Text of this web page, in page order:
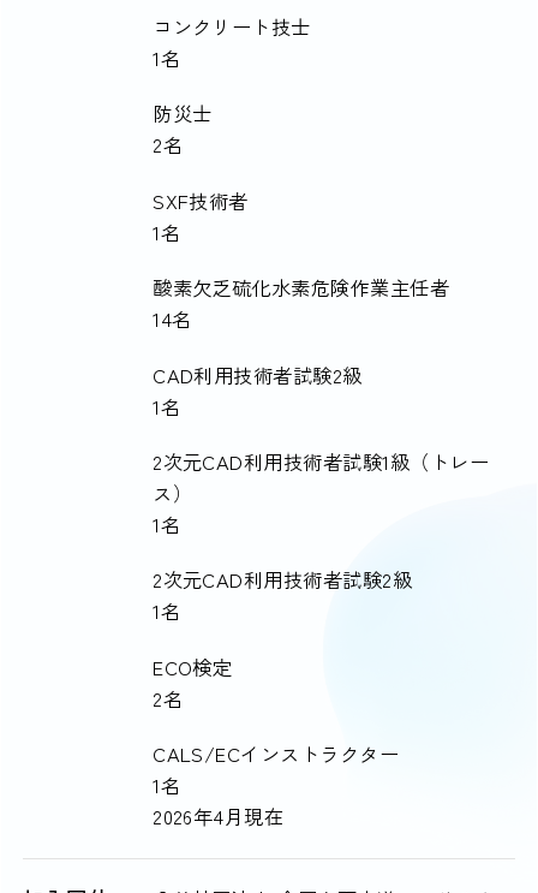
コンクリート技士
1名
防災士
2名
SXF技術者
1名
酸素欠乏硫化水素危険作業主任者
14名
CAD利用技術者試験2級
1名
2次元CAD利用技術者試験1級（トレー
ス）
1名
2次元CAD利用技術者試験2級
1名
ECO検定
2名
CALS/ECインストラクター
1名
2026年4月現在